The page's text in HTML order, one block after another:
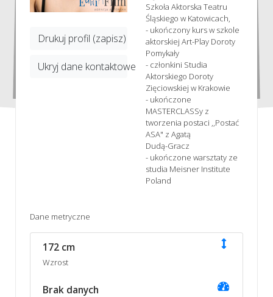
Drukuj profil (zapisz)
Ukryj dane kontaktowe
Szkoła Aktorska Teatru
Śląskiego w Katowicach,
- ukończony kurs w szkole
aktorskiej Art-Play Doroty
Pomykały
- członkini Studia
Aktorskiego Doroty
Zięciowskiej w Krakowie
- ukończone
MASTERCLASSy z
tworzenia postaci ,,Postać
ASA" z Agatą
Dudą-Gracz
- ukończone warsztaty ze
studia Meisner Institute
Poland
Dane metryczne
172 cm
Wzrost
Brak danych